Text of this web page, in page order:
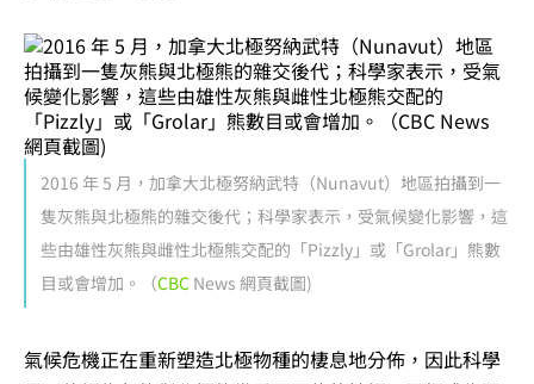
2016 年 5 月，加拿大北極努納武特（Nunavut）地區拍攝到一
隻灰熊與北極熊的雜交後代；科學家表示，受氣候變化影響，這
些由雄性灰熊與雌性北極熊交配的「Pizzly」或「Grolar」熊數
目或會增加。（CBC News 網頁截圖)
氣候危機正在重新塑造北極物種的棲息地分佈，因此科學